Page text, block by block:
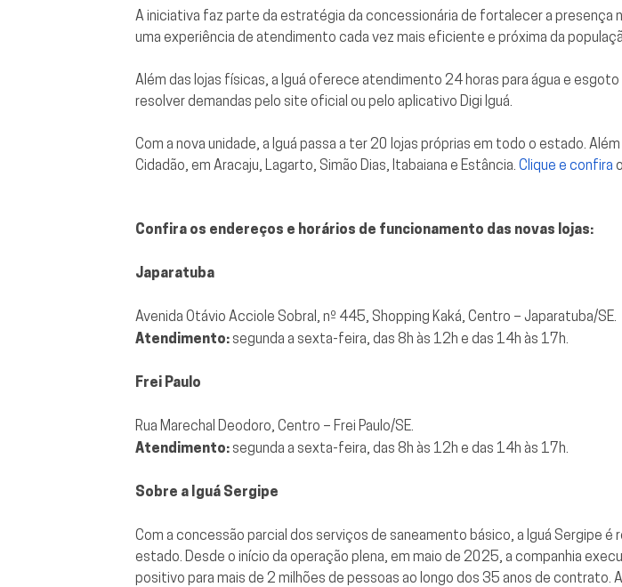
A iniciativa faz parte da estratégia da concessionária de fortalecer a presença
uma experiência de atendimento cada vez mais eficiente e próxima da
Além das lojas físicas, a Iguá oferece atendimento 24 horas para água e
resolver demandas pelo site oficial ou pelo aplicativo Digi Iguá.
Com a nova unidade, a Iguá passa a ter 20 lojas próprias em todo o estado.
Cidadão, em Aracaju, Lagarto, Simão Dias, Itabaiana e Estância. Clique e confira
Confira os endereços e horários de funcionamento das novas lojas:
Japaratuba
Avenida Otávio Acciole Sobral, nº 445, Shopping Kaká, Centro – Japaratuba/SE.
Atendimento: segunda a sexta-feira, das 8h às 12h e das 14h às 17h.
Frei Paulo
Rua Marechal Deodoro, Centro – Frei Paulo/SE.
Atendimento: segunda a sexta-feira, das 8h às 12h e das 14h às 17h.
Sobre a Iguá Sergipe
Com a concessão parcial dos serviços de saneamento básico, a Iguá Sergipe
estado. Desde o início da operação plena, em maio de 2025, a companhia
positivo para mais de 2 milhões de pessoas ao longo dos 35 anos de contrato.